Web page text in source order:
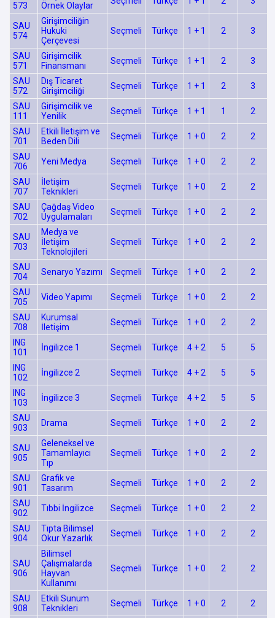
573
Örnek Olaylar
SAU
574
Girişimciliğin
Hukuki
Çerçevesi
Seçmeli Türkçe 1 + 1 2 3
SAU
571
Girişimcilik
Finansmanı
Seçmeli Türkçe 1 + 1 2 3
SAU
572
Dış Ticaret
Girişimciliği
Seçmeli Türkçe 1 + 1 2 3
SAU
111
Girişimcilik ve
Yenilik
Seçmeli Türkçe 1 + 1 1 2
SAU
701
Etkili İletişim ve
Beden Dili
Seçmeli Türkçe 1 + 0 2 2
SAU
706
Yeni Medya Seçmeli Türkçe 1 + 0 2 2
SAU
707
İletişim
Teknikleri
Seçmeli Türkçe 1 + 0 2 2
SAU
702
Çağdaş Video
Uygulamaları
Seçmeli Türkçe 1 + 0 2 2
SAU
703
Medya ve
İletişim
Teknolojileri
Seçmeli Türkçe 1 + 0 2 2
SAU
704
Senaryo Yazımı Seçmeli Türkçe 1 + 0 2 2
SAU
705
Video Yapımı Seçmeli Türkçe 1 + 0 2 2
SAU
708
Kurumsal
İletişim
Seçmeli Türkçe 1 + 0 2 2
ING
101
İngilizce 1 Seçmeli Türkçe 4 + 2 5 5
ING
102
İngilizce 2 Seçmeli Türkçe 4 + 2 5 5
ING
103
İngilizce 3 Seçmeli Türkçe 4 + 2 5 5
SAU
903
Drama Seçmeli Türkçe 1 + 0 2 2
SAU
905
Geleneksel ve
Tamamlayıcı
Tıp
Seçmeli Türkçe 1 + 0 2 2
SAU
901
Grafik ve
Tasarım
Seçmeli Türkçe 1 + 0 2 2
SAU
902
Tıbbi İngilizce Seçmeli Türkçe 1 + 0 2 2
SAU
904
Tıpta Bilimsel
Okur Yazarlık
Seçmeli Türkçe 1 + 0 2 2
SAU
906
Bilimsel
Çalışmalarda
Hayvan
Kullanımı
Seçmeli Türkçe 1 + 0 2 2
SAU
908
Etkili Sunum
Teknikleri
Seçmeli Türkçe 1 + 0 2 2